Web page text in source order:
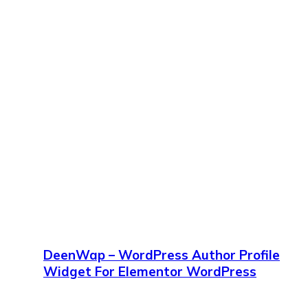
DeenWap – WordPress Author Profile
Widget For Elementor WordPress